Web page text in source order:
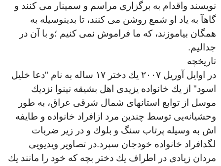
نویسند واقدام به برگزاری مراسم و سمینار می کنند و
گاهآ به یاد او شمع روشن می کنند، تا بدینوسیله به
همگان بیاموزند، که ما فراموش نمی کنیم ؛و با آن در
جدالیم.
تاریخچه
در اوايل آوريل ٢٠٠٧ يك دختر ١٧ ساله به نام "دعا خليل
اسود" از يك خانواده يزيدى اهل بشيقە نينوا نزديك
موسل از توابع استانهای شمال شرقى عراق، به طور
وحشيانەیی توسط چندين مرد ازافراد خانواده و طايفه
اش به وسيله پرتاب سنگ و بلوك و در زير ضربات
لگدافراد خانواده خودجان سپرد.در تصاوير ويديويى
مردان زيادى در اطراف يك دختر بچه كه خود را مانند يك